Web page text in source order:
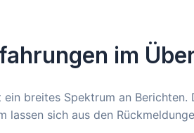
im
breites Spektrum an
sich aus den